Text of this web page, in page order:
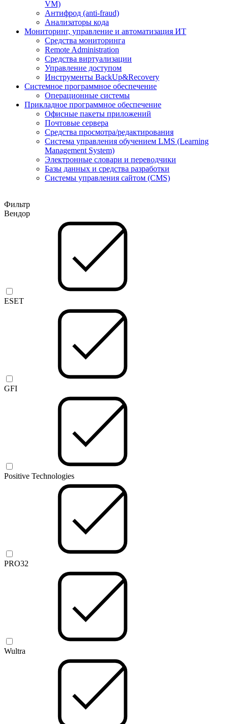
VM)
Антифрод (anti-fraud)
Анализаторы кода
Мониторинг, управление и автоматизация ИТ
Средства мониторинга
Remote Administration
Средства виртуализации
Управление доступом
Инструменты BackUp&Recovery
Системное программное обеспечение
Операционные системы
Прикладное программное обеспечение
Офисные пакеты приложений
Почтовые сервера
Средства просмотра/редактирования
Система управления обучением LMS (Learning
Management System)
Электронные словари и переводчики
Базы данных и средства разработки
Системы управления сайтом (CMS)
Фильтр
Вендор
ESET
GFI
Positive Technologies
PRO32
Wultra